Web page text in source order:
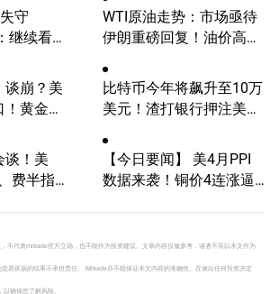
守
继续看
WTI原油走势：市场亟待
伊朗重磅回复！油价高波
谈崩？美
黄金失
比特币今年将飙升至10万
美元！渣打银行押注美国
谈！美
费半指
【今日要闻】 美4月PPI
数据来袭！铜价4连涨逼
不代表mitrade官方立场，也不能作为投资建议。文章内容仅做参考，读者不应以本文作为
易依据的结果不承担责任。 Mitrade亦不能保证本文内容的准确性。在做出任何投资决定
确保您了解风险。